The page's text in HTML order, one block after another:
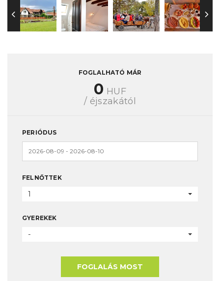
FOGLALHATÓ MÁR
0 HUF
/ éjszakától
PERIÓDUS
FELNŐTTEK
1
GYEREKEK
-
FOGLALÁS MOST